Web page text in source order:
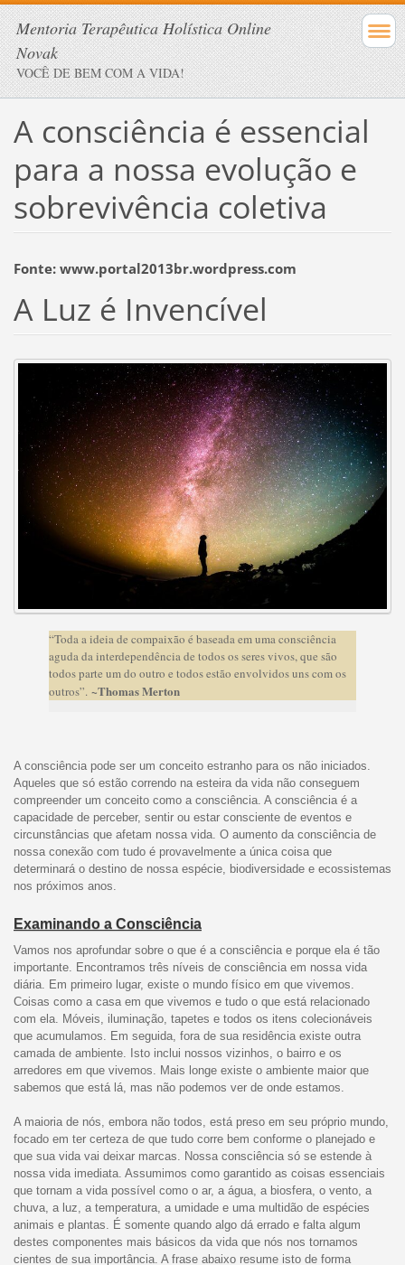
Mentoria Terapêutica Holística Online
Novak
VOCÊ DE BEM COM A VIDA!
A consciência é essencial
para a nossa evolução e
sobrevivência coletiva
Fonte: www.portal2013br.wordpress.com
A Luz é Invencível
“Toda a ideia de compaixão é baseada em uma consciência
aguda da interdependência de todos os seres vivos, que são
todos parte um do outro e todos estão envolvidos uns com os
outros”. ~Thomas Merton
A consciência pode ser um conceito estranho para os não iniciados.
Aqueles que só estão correndo na esteira da vida não conseguem
compreender um conceito como a consciência. A consciência é a
capacidade de perceber, sentir ou estar consciente de eventos e
circunstâncias que afetam nossa vida. O aumento da consciência de
nossa conexão com tudo é provavelmente a única coisa que
determinará o destino de nossa espécie, biodiversidade e ecossistemas
nos próximos anos.
Examinando a Consciência
Vamos nos aprofundar sobre o que é a consciência e porque ela é tão
importante. Encontramos três níveis de consciência em nossa vida
diária. Em primeiro lugar, existe o mundo físico em que vivemos.
Coisas como a casa em que vivemos e tudo o que está relacionado
com ela. Móveis, iluminação, tapetes e todos os itens colecionáveis
que acumulamos. Em seguida, fora de sua residência existe outra
camada de ambiente. Isto inclui nossos vizinhos, o bairro e os
arredores em que vivemos. Mais longe existe o ambiente maior que
sabemos que está lá, mas não podemos ver de onde estamos.
A maioria de nós, embora não todos, está preso em seu próprio mundo,
focado em ter certeza de que tudo corre bem conforme o planejado e
que sua vida vai deixar marcas. Nossa consciência só se estende à
nossa vida imediata. Assumimos como garantido as coisas essenciais
que tornam a vida possível como o ar, a água, a biosfera, o vento, a
chuva, a luz, a temperatura, a umidade e uma multidão de espécies
animais e plantas. É somente quando algo dá errado e falta algum
destes componentes mais básicos da vida que nós nos tornamos
cientes de sua importância. A frase abaixo resume isto de forma